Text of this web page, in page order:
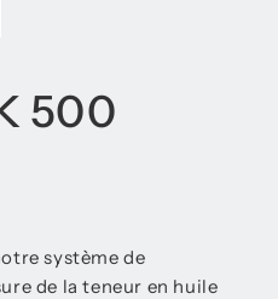
500
système de
de la teneur en huile